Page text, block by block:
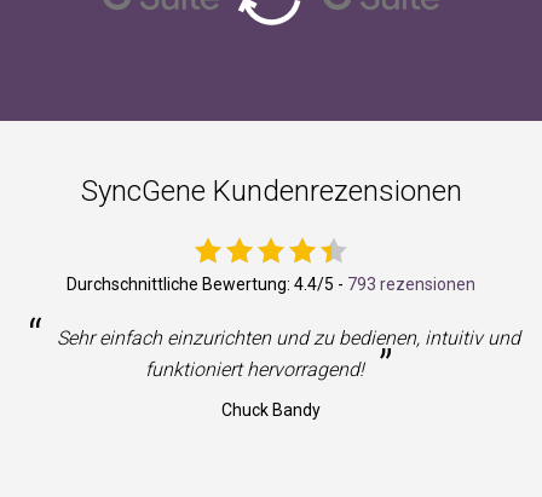
SyncGene Kundenrezensionen
Durchschnittliche Bewertung: 4.4/5 - 793 rezensionen
“
Sehr einfach einzurichten und zu bedienen, intuitiv und
funktioniert hervorragend!
”
Chuck Bandy